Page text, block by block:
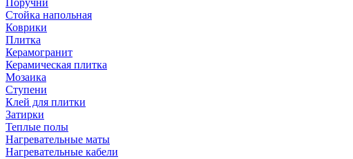
Поручни
Стойка напольная
Коврики
Плитка
Керамогранит
Керамическая плитка
Мозаика
Ступени
Клей для плитки
Затирки
Теплые полы
Нагревательные маты
Нагревательные кабели